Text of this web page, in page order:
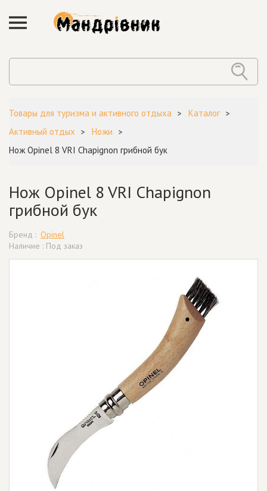
Товары для туризма и активного отдыха
Каталог
Активный отдых
Ножи
Нож Opinel 8 VRI Chapignon грибной бук
Нож Opinel 8 VRI Chapignon
грибной бук
Бренд : Opinel
Наличие : Под заказ